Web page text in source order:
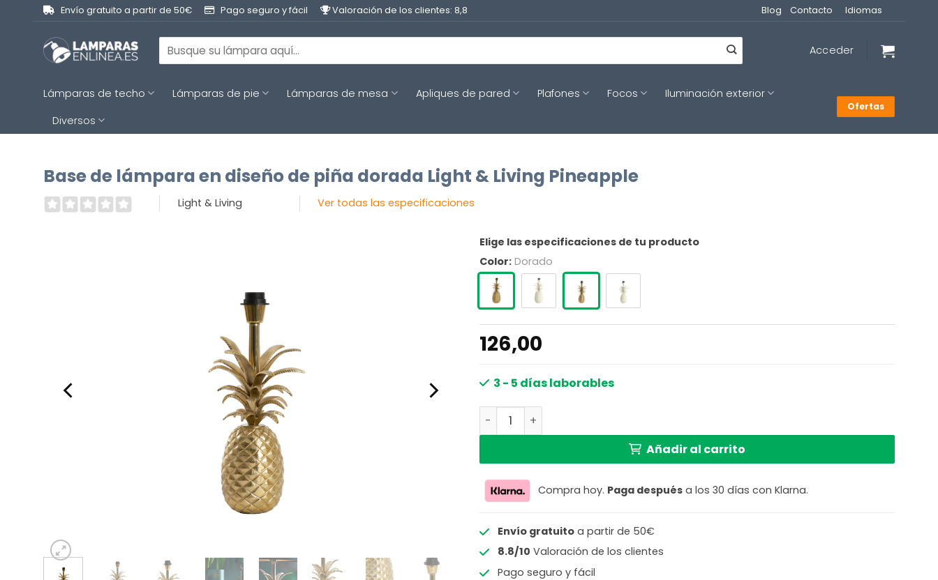
contenido
Envío gratuito a partir de 50€ Pago seguro y fácil Valoración de los clientes: 8,8 Blog Contacto Idiomas
Buscar
por:
Acceder
Lámparas de techo Lámparas de pie Lámparas de mesa Apliques de pared Plafones Focos
Iluminación exterior
Diversos
Ofertas
Base de lámpara en diseño de piña dorada Light & Living Pineapple
Light & Living Ver todas las especificaciones
Elige las especificaciones de tu producto
Color: Dorado
126,00
3 - 5 días laborables
Base de lámpara en diseño de piña dorada Light & Living Pineapple cantidad
Añadir al carrito
Compra hoy. Paga después a los 30 días con Klarna.
Envío gratuitoa partir de 50€
8.8/10 Valoración de los clientes
Pago seguro y fácil